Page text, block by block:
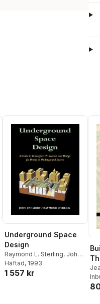
Underground Space
Design
Raymond L. Sterling, John
Carmody
Häftad, 1993
1 557 kr